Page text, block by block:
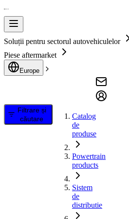
Soluții pentru sectorul autovehiculelor
Piese aftermarket
Europe
Filtrare și
căutare
Catalog
de
produse
Powertrain
products
Sistem
de
distributie